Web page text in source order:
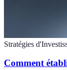
Stratégies
Comment